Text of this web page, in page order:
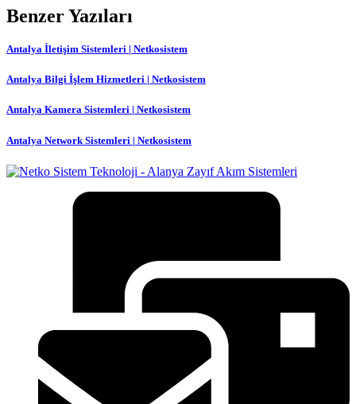
Benzer Yazıları
Antalya İletişim Sistemleri | Netkosistem
Antalya Bilgi İşlem Hizmetleri | Netkosistem
Antalya Kamera Sistemleri | Netkosistem
Antalya Network Sistemleri | Netkosistem